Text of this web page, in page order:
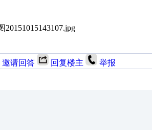
邀请回答 回复楼主 举报